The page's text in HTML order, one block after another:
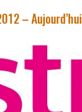
– Aujourd’hui